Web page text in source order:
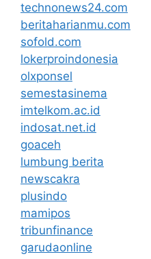
technonews24.com
beritaharianmu.com
sofold.com
lokerproindonesia
olxponsel
semestasinema
imtelkom.ac.id
indosat.net.id
goaceh
lumbung berita
newscakra
plusindo
mamipos
tribunfinance
garudaonline